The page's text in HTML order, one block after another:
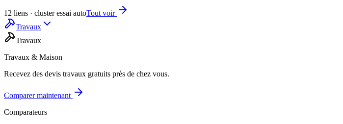
12 liens · cluster essai autoTout voir
Travaux
Travaux
Travaux & Maison
Recevez des devis travaux gratuits près de chez vous.
Comparer maintenant
Comparateurs